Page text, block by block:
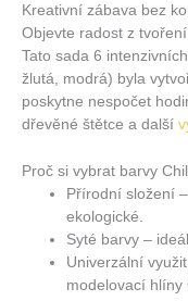
Kreativní zábava bez
Objevte radost z
Tato sada 6
žlutá, modrá) byla
poskytne nespočet
dřevěné štětce a další
Proč si vybrat barvy
Přírodní složení
ekologické.
Syté barvy –
Univerzální
modelovací hlíny